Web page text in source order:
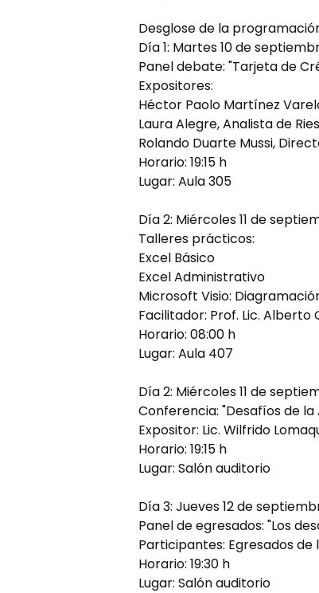
Desglose de la
Día 1: Martes 10 de
Panel debate: "Tarjeta de
Expositores:
Héctor Paolo Martínez
Laura Alegre, Analista de
Rolando Duarte Mussi,
Horario: 19:15 h
Lugar: Aula 305
Día 2: Miércoles 11 de
Talleres prácticos:
Excel Básico
Excel Administrativo
Microsoft Visio:
Facilitador: Prof. Lic. Alberto
Horario: 08:00 h
Lugar: Aula 407
Día 2: Miércoles 11 de
Conferencia: "Desafíos de
Expositor: Lic. Wilfrido
Horario: 19:15 h
Lugar: Salón auditorio
Día 3: Jueves 12 de
Panel de egresados: "Los
Participantes: Egresados
Horario: 19:30 h
Lugar: Salón auditorio